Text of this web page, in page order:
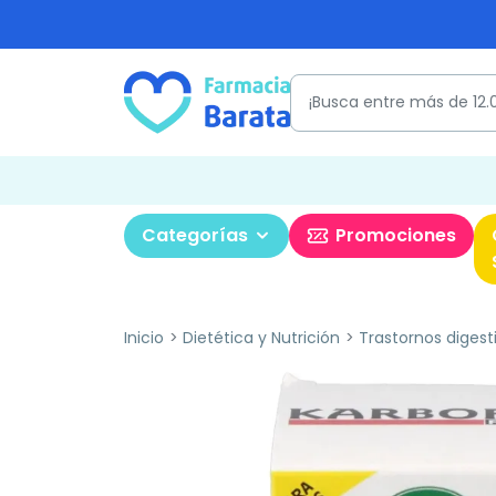
Categorías Promociones
Inicio Dietética y Nutrición Trastornos